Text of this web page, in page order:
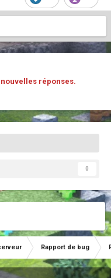
réponses.
0
Rapport de bug